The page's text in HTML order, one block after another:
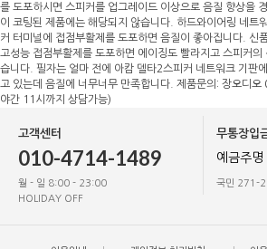
를 도포하시면 스피커를 업그레이드 이상으로 음질 향상을
이 코팅된 제품에는 해당되지 않습니다. 하드와이어링 네트
커 터미널에 접점부활제를 도포하면 음질이 좋아집니다. 신
고성능 접점부활제를 도포하면 에이징도 빨라지고 스피커
습니다. 필자는 얼마 전에 아캄 델타2스피커 네트워크 기판
고 있는데 음질에 너무너무 만족합니다. 제품문의: 장오디
야간 11시까지 상담가능)
고객센터
010-4714-1489
월 - 일 8:00 - 23:00
HOLIDAY OFF
무통장입
예금주명
국민 271-